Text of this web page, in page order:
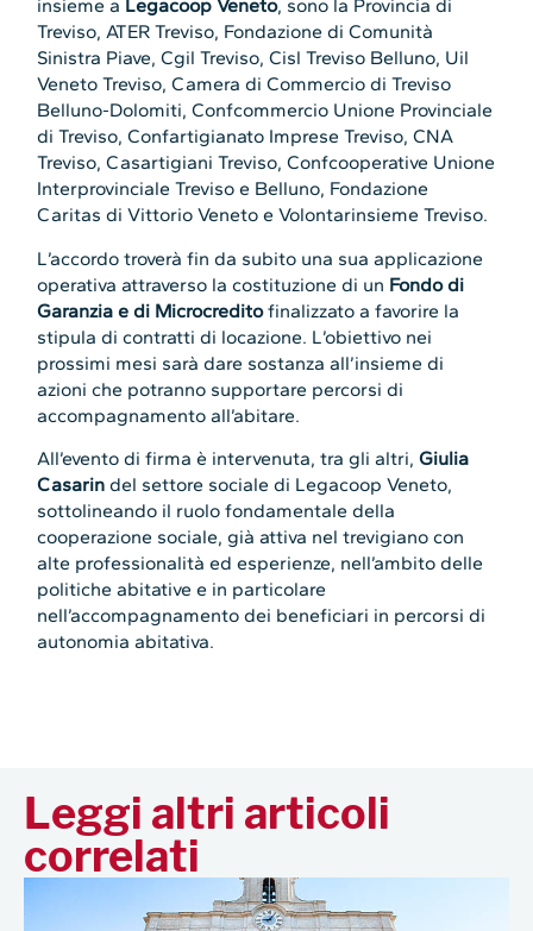
insieme a Legacoop Veneto, sono la Provincia di
Treviso, ATER Treviso, Fondazione di Comunità
Sinistra Piave, Cgil Treviso, Cisl Treviso Belluno, Uil
Veneto Treviso, Camera di Commercio di Treviso
Belluno-Dolomiti, Confcommercio Unione Provinciale
di Treviso, Confartigianato Imprese Treviso, CNA
Treviso, Casartigiani Treviso, Confcooperative Unione
Interprovinciale Treviso e Belluno, Fondazione
Caritas di Vittorio Veneto e Volontarinsieme Treviso.
L’accordo troverà fin da subito una sua applicazione
operativa attraverso la costituzione di un Fondo di
Garanzia e di Microcreditofinalizzato a favorire la
stipula di contratti di locazione. L’obiettivo nei
prossimi mesi sarà dare sostanza all’insieme di
azioni che potranno supportare percorsi di
accompagnamento all’abitare.
All’evento di firma è intervenuta, tra gli altri,Giulia
Casarindel settore sociale di Legacoop Veneto,
sottolineando il ruolo fondamentale della
cooperazione sociale, già attiva nel trevigiano con
alte professionalità ed esperienze, nell’ambito delle
politiche abitative e in particolare
nell’accompagnamento dei beneficiari in percorsi di
autonomia abitativa.
Leggi altri articoli
correlati